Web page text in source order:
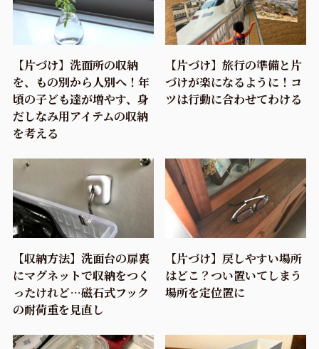
【片づけ】洗面所の収納
を、もの別から人別へ！年
頃の子ども達が増やす、身
だしなみ用アイテムの収納
を考える
【片づけ】旅行の準備と片
づけが楽になるように！コ
ツは行動に合わせてわける
【収納方法】洗面台の扉裏
にマグネットで収納をつく
ったけれど…磁石式フック
の耐荷重を見直し
【片づけ】戻しやすい場所
はどこ？つい置いてしまう
場所を定位置に